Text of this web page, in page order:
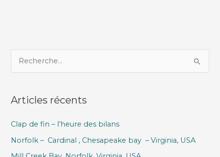
e
h
r
c
Articles récents
Clap de fin – l’heure des bilans
Norfolk – Cardinal , Chesapeake bay – Virginia, USA